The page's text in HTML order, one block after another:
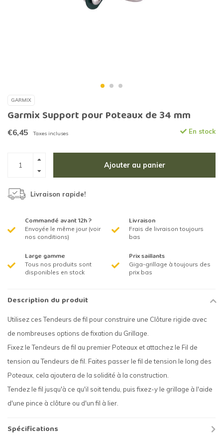
GARMIX
Garmix Support pour Poteaux de 34 mm
€6,45 Taxes incluses En stock
Ajouter au panier
Livraison rapide!
Commandé avant 12h ?
Envoyée le même jour (voir
nos conditions)
Livraison
Frais de livraison toujours
bas
Large gamme
Tous nos produits sont
disponibles en stock
Prix saillants
Giga-grillage à toujours des
prix bas
Description du produit
Utilisez ces Tendeurs de fil pour construire une Clôture rigide avec
de nombreuses options de fixation du Grillage.
Fixez le Tendeurs de fil au premier Poteaux et attachez le Fil de
tension au Tendeurs de fil. Faites passer le fil de tension le long des
Poteaux, cela ajoutera de la solidité à la construction.
Tendez le fil jusqu'à ce qu'il soit tendu, puis fixez-y le grillage à l'aide
d'une pince à clôture ou d'un fil à lier.
Spécifications